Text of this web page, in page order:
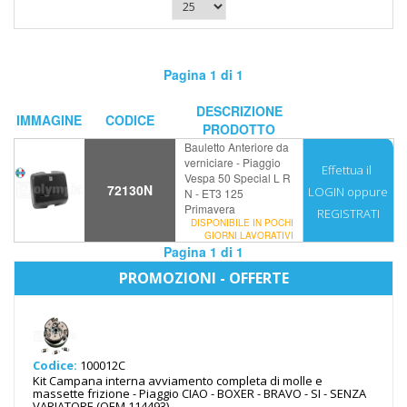
Pagina 1 di 1
IMMAGINE CODICE
DESCRIZIONE
PRODOTTO
72130N
Bauletto Anteriore da
verniciare - Piaggio
Vespa 50 Special L R
N - ET3 125
Primavera
DISPONIBILE IN POCHI
GIORNI LAVORATIVI
Effettua il
LOGIN oppure
REGISTRATI
Pagina 1 di 1
PROMOZIONI - OFFERTE
Codice: 100012C
Kit Campana interna avviamento completa di molle e
massette frizione - Piaggio CIAO - BOXER - BRAVO - SI - SENZA